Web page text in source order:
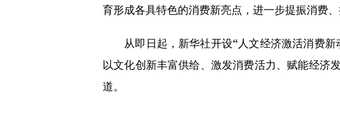
育形成各具特色的消费新亮点，进一步提振消费、
从即日起，新华社开设“人文经济激活消费
以文化创新丰富供给、激发消费活力、赋能经济
道。